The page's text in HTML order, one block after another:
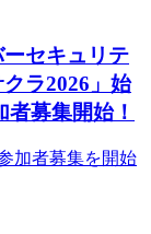
セキュリテ
ラ2026」始
募集開始！
加者募集を開始